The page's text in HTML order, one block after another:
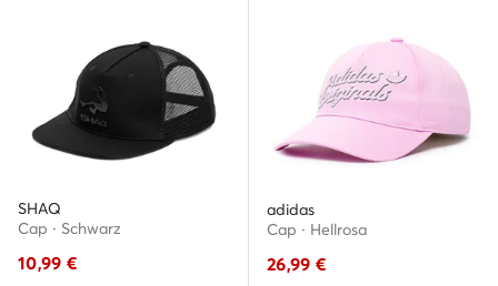
SHAQ
Cap · Schwarz
10,99 €
adidas
Cap · Hellrosa
26,99 €